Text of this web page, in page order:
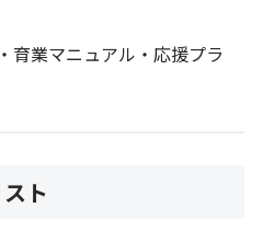
育業マニュアル・応援プラ
ト